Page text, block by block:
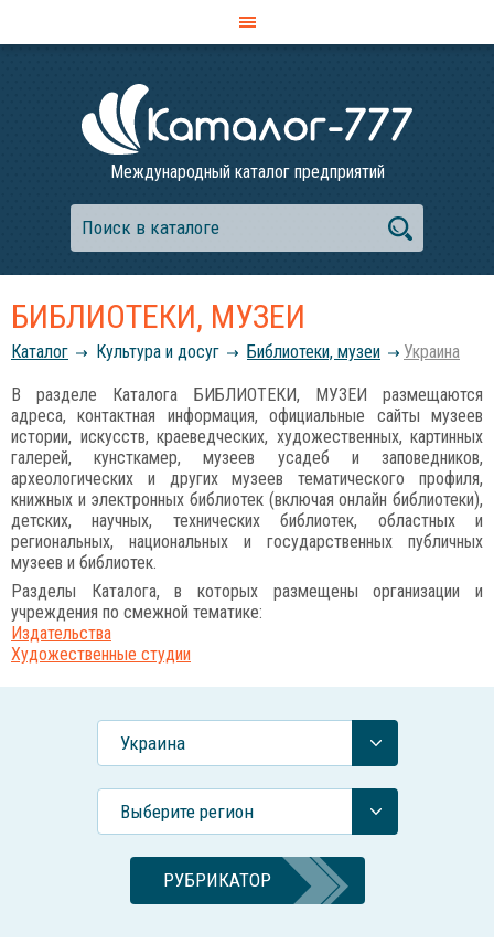
Международный каталог предприятий
БИБЛИОТЕКИ, МУЗЕИ
Каталог Культура и досуг Библиотеки, музеи Украина
В разделе Каталога БИБЛИОТЕКИ, МУЗЕИ размещаются
адреса, контактная информация, официальные сайты музеев
истории, искусств, краеведческих, художественных, картинных
галерей, кунсткамер, музеев усадеб и заповедников,
археологических и других музеев тематического профиля,
книжных и электронных библиотек (включая онлайн библиотеки),
детских, научных, технических библиотек, областных и
региональных, национальных и государственных публичных
музеев и библиотек.
Разделы Каталога, в которых размещены организации и
учреждения по смежной тематике:
Издательства
Художественные студии
Украина
Выберите регион
РУБРИКАТОР